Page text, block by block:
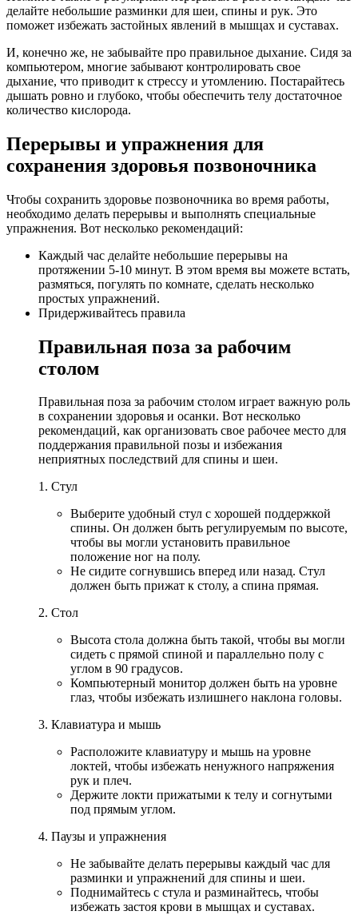
делайте небольшие разминки для шеи, спины и рук. Это
поможет избежать застойных явлений в мышцах и суставах.
И, конечно же, не забывайте про правильное дыхание. Сидя за
компьютером, многие забывают контролировать свое
дыхание, что приводит к стрессу и утомлению. Постарайтесь
дышать ровно и глубоко, чтобы обеспечить телу достаточное
количество кислорода.
Перерывы и упражнения для
сохранения здоровья позвоночника
Чтобы сохранить здоровье позвоночника во время работы,
необходимо делать перерывы и выполнять специальные
упражнения. Вот несколько рекомендаций:
Каждый час делайте небольшие перерывы на
протяжении 5-10 минут. В этом время вы можете встать,
размяться, погулять по комнате, сделать несколько
простых упражнений.
Придерживайтесь правила
Правильная поза за рабочим
столом
Правильная поза за рабочим столом играет важную роль
в сохранении здоровья и осанки. Вот несколько
рекомендаций, как организовать свое рабочее место для
поддержания правильной позы и избежания
неприятных последствий для спины и шеи.
1. Стул
Выберите удобный стул с хорошей поддержкой
спины. Он должен быть регулируемым по высоте,
чтобы вы могли установить правильное
положение ног на полу.
Не сидите согнувшись вперед или назад. Стул
должен быть прижат к столу, а спина прямая.
2. Стол
Высота стола должна быть такой, чтобы вы могли
сидеть с прямой спиной и параллельно полу с
углом в 90 градусов.
Компьютерный монитор должен быть на уровне
глаз, чтобы избежать излишнего наклона головы.
3. Клавиатура и мышь
Расположите клавиатуру и мышь на уровне
локтей, чтобы избежать ненужного напряжения
рук и плеч.
Держите локти прижатыми к телу и согнутыми
под прямым углом.
4. Паузы и упражнения
Не забывайте делать перерывы каждый час для
разминки и упражнений для спины и шеи.
Поднимайтесь с стула и разминайтесь, чтобы
избежать застоя крови в мышцах и суставах.